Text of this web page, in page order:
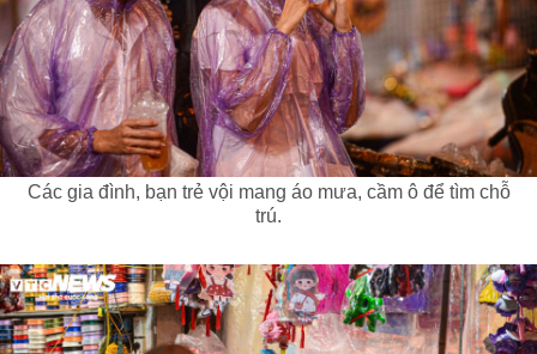
Các gia đình, bạn trẻ vội mang áo mưa, cầm ô để tìm chỗ
trú.